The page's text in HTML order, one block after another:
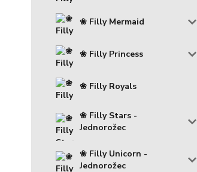
❀ Filly Mermaid
❀ Filly Princess
❀ Filly Royals
❀ Filly Stars -
Jednorožec
❀ Filly Unicorn -
Jednorožec